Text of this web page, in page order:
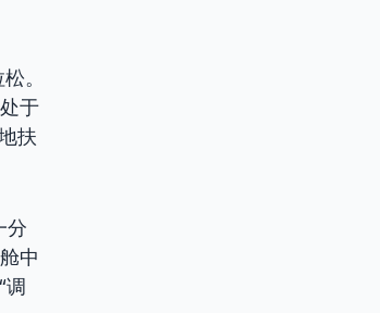
。
于
扶
分
中
调